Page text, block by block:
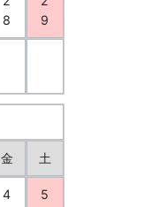
8
9
金 土
4 5